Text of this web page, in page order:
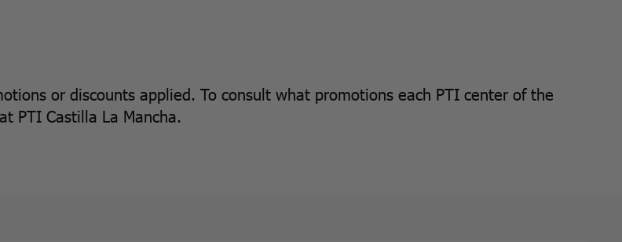
or discounts applied. To consult what promotions each PTI center of the
PTI Castilla La Mancha.